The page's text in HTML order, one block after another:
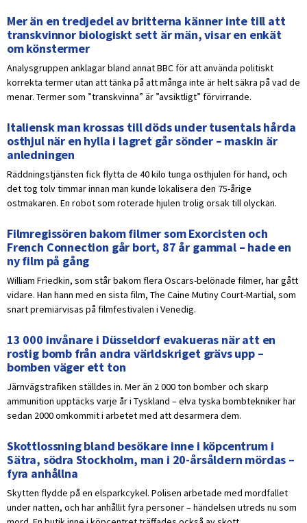
Mer än en tredjedel av britterna känner inte till att
transkvinnor biologiskt sett är män, visar en enkät
om könstermer
Analysgruppen anklagar bland annat BBC för att använda politiskt
korrekta termer utan att tänka på att många inte är helt säkra på vad de
menar. Termer som ”transkvinna” är ”avsiktligt” förvirrande.
Italiensk man krossas till döds under tusentals hårda
osthjul när en hylla i lagret går sönder – maskin är
anledningen
Räddningstjänsten fick flytta de 40 kilo tunga osthjulen för hand, och
det tog tolv timmar innan man kunde lokalisera den 75-årige
ostmakaren. En robot som roterade hjulen trolig orsak till olyckan.
Filmregissören bakom filmer som Exorcisten och
French Connection går bort, 87 år gammal – hade en
ny film på gång
William Friedkin, som står bakom flera Oscars-belönade filmer, har gått
vidare. Han hann med en sista film, The Caine Mutiny Court-Martial, som
snart premiärvisas på filmfestivalen i Venedig.
13 000 invånare i Düsseldorf evakueras när att en
rostig bomb från andra världskriget grävs upp –
bomben väger ett ton
Järnvägstrafiken ställdes in. Mer än 2 000 ton bomber och skarp
ammunition upptäcks varje år i Tyskland – elva tyska bombtekniker har
sedan 2000 omkommit i arbetet med att desarmera dem.
Skottlossning bland besökare inne i köpcentrum i
Sätra, södra Stockholm, man i 20-årsåldern mördas –
fyra anhållna
Skytten flydde på en elsparkcykel. Polisen arbetade med mordfallet
under natten, och har anhållit fyra personer – händelsen utreds nu som